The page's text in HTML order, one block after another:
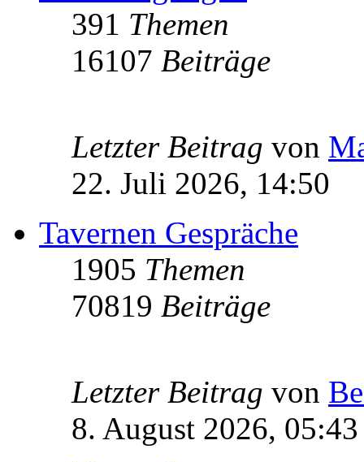
391 Themen
16107 Beiträge
Letzter Beitrag von
22. Juli 2026, 14:50
Tavernen Gespräche
1905 Themen
70819 Beiträge
Letzter Beitrag von
8. August 2026, 05:43